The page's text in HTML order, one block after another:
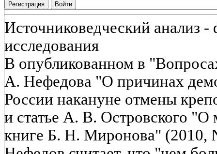
Регистрация Войти
Источниковедческий анализ -
исследования
В опубликованном в
А. Нефедова "О причинах
России накануне отмены
и статье А. В. Островского "О
книге Б. Н. Миронова"